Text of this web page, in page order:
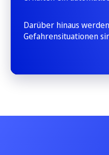
Darüber hinaus
Gefahrensituationen